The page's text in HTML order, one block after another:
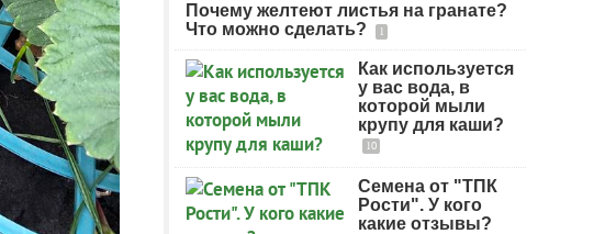
Почему желтеют листья на гранате?
Что можно сделать?
1
Как используется
у вас вода, в
которой мыли
крупу для каши?
10
Семена от "ТПК
Рости". У кого
какие отзывы?